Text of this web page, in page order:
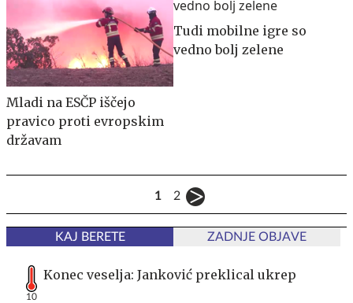
Mladi na ESČP iščejo
pravico proti evropskim
državam
Tudi mobilne igre so
vedno bolj zelene
1 2
KAJ BERETE ZADNJE OBJAVE
10
Konec veselja: Janković preklical ukrep